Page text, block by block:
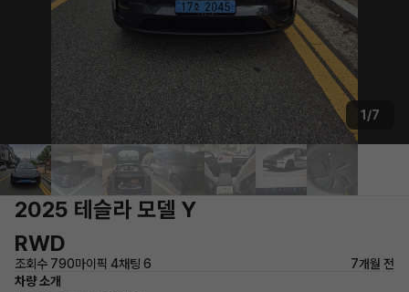
1/7
2025 테슬라 모델 Y
RWD
조회수 790마이픽 4채팅 6
7개월 전
차량 소개